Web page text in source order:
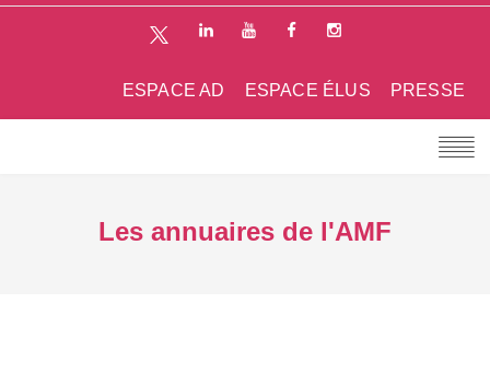
PRESSE
ESPACE ÉLUS
ESPACE AD
Les annuaires de l'AMF